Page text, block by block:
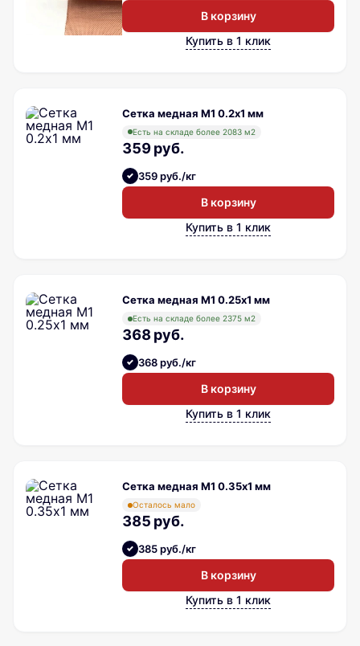
В корзину
Купить в 1 клик
Сетка медная М1 0.2х1 мм
Есть на складе более 2083 м2
359 руб.
359 руб./кг
В корзину
Купить в 1 клик
Сетка медная М1 0.25х1 мм
Есть на складе более 2375 м2
368 руб.
368 руб./кг
В корзину
Купить в 1 клик
Сетка медная М1 0.35х1 мм
Осталось мало
385 руб.
385 руб./кг
В корзину
Купить в 1 клик